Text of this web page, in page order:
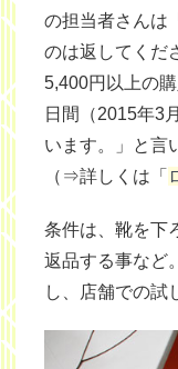
の担当者さんは
のは返してくだ
5,400円以上の
日間（2015年3
います。」と言
（⇒詳しくは「
条件は、靴を下
返品する事など
し、店舗での試